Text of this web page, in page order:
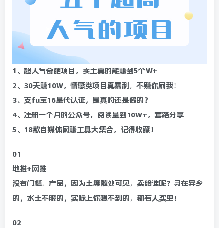
1、超人气奇葩项目，卖土真的能赚到5个W+
2、30天赚10W，情感类项目真暴利，不赚你扇我！
3、支fu宝16星代认证，是真的还是假的？
4、注册一个月的公众号，阅读量到10W+，套路分享
5、18款自媒体网赚工具大集合，记得收藏！
01
地推+网推
没有门槛。产品，因为土壤随处可见，卖给谁呢？身在异乡
的，水土不服的，实际上你想不到的，都有人买单！
02